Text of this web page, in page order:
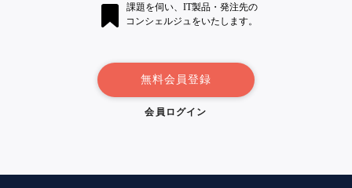
課題を伺い、IT製品・発注先の
コンシェルジュをいたします。
無料会員登録
会員ログイン